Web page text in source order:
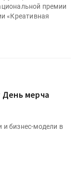
премии
«Креативная
День мерча
и бизнес-модели в